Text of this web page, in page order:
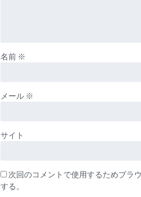
名前 ※
メール ※
サイト
次回のコメントで使用するためブラ
する。